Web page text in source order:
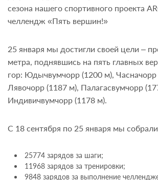
сезона нашего спортивного проекта
челлендж «Пять вершин!»
25 января мы достигли своей цели –
метра, поднявшись на пять главных
гор: Юдычвумчорр (1200 м), Часначорр
Лявочорр (1187 м), Палагасвумчорр
Индивичвумчорр (1178 м).
С 18 сентября по 25 января мы
25774 зарядов за шаги;
11968 зарядов за тренировки;
9848 зарядов за выполнение